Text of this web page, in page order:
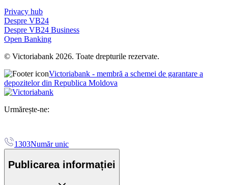
Privacy hub
Despre VB24
Despre VB24 Business
Open Banking
© Victoriabank 2026. Toate drepturile rezervate.
Victoriabank - membră a schemei de garantare a
depozitelor din Republica Moldova
Urmărește-ne:
1303Număr unic
Publicarea informației